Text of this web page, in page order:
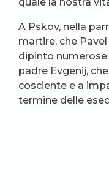
quale la nostra
A Pskov, nella
martire, che
dipinto numerose
padre Evgenij,
cosciente e a
termine delle